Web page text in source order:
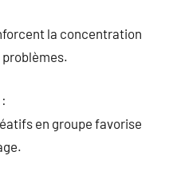
la concentration
en groupe favorise